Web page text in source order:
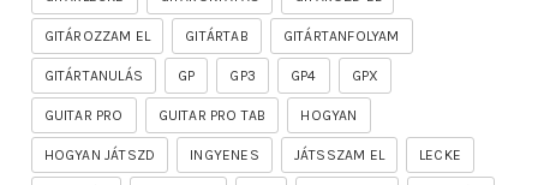
GITÁROZZAM EL GITÁRTAB GITÁRTANFOLYAM
GITÁRTANULÁS GP GP3 GP4 GPX
GUITAR PRO GUITAR PRO TAB HOGYAN
HOGYAN JÁTSZD INGYENES JÁTSSZAM EL LECKE